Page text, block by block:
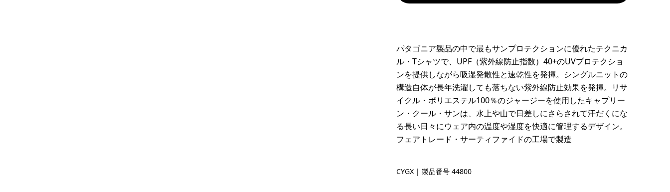
パタゴニア製品の中で最もサンプロテクションに優れたテクニカ
ル・Tシャツで、UPF（紫外線防止指数）40+のUVプロテクショ
ンを提供しながら吸湿発散性と速乾性を発揮。シングルニットの
構造自体が長年洗濯しても落ちない紫外線防止効果を発揮。リサ
イクル・ポリエステル100％のジャージーを使用したキャプリー
ン・クール・サンは、水上や山で日差しにさらされて汗だくにな
る長い日々にウェア内の温度や湿度を快適に管理するデザイン。
フェアトレード・サーティファイドの工場で製造
Canopy Green - Light Canopy Green X-Dye
CYGX | 製品番号 44800